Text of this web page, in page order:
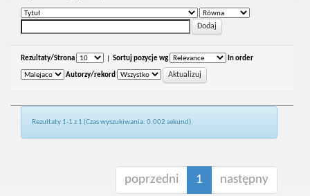
Rezultaty/Strona Sortuj pozycje wg In order
Autorzy/rekord
Rezultaty 1-1 z 1 (Czas wyszukiwania: 0.002 sekund).
poprzedni 1 następny